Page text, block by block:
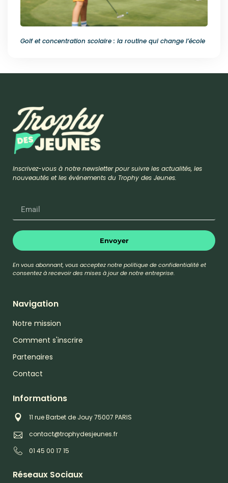
Golf et concentration scolaire : la routine qui change l’école
Inscrivez-vous à notre newsletter pour suivre les actualités, les
nouveautés et les événements du Trophy des Jeunes.
Envoyer
En vous abonnant, vous acceptez notre politique de confidentialité et
consentez à recevoir des mises à jour de notre entreprise.
Navigation
Notre mission
Comment s'inscrire
Partenaires
Contact
Informations
11 rue Barbet de Jouy 75007 PARIS
contact@trophydesjeunes.fr
01 45 00 17 15
Réseaux Sociaux